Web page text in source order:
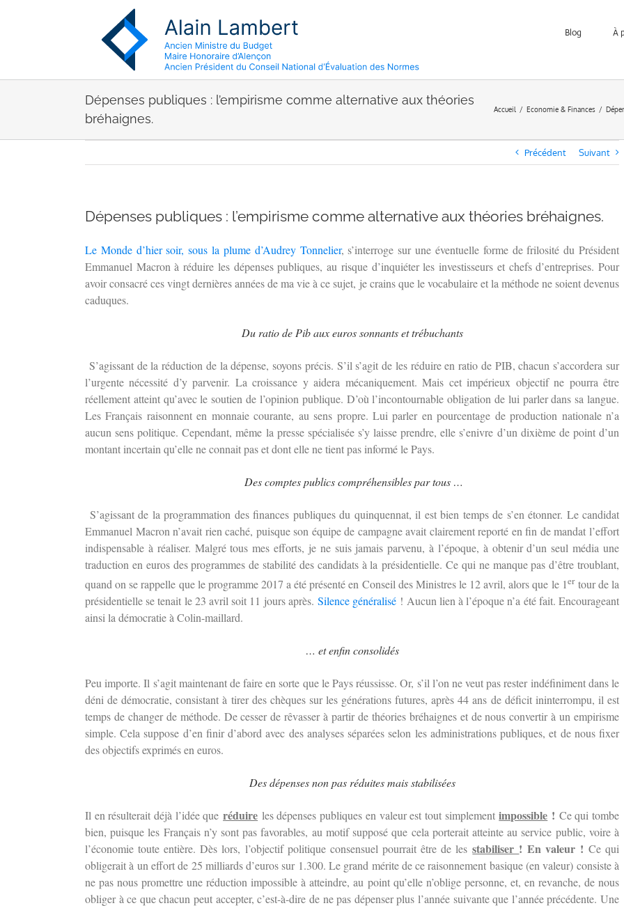
Blog À
Dépenses publiques : l’empirisme comme alternative aux théories
bréhaignes.
Accueil Economie & Finances
Précédent Suivant
Dépenses publiques : l’empirisme comme alternative aux théories bréhaignes.
Le Monde d’hier soir, sous la plume d’Audrey Tonnelier, s’interroge sur une éventuelle forme de frilosité du Président
Emmanuel Macron à réduire les dépenses publiques, au risque d’inquiéter les investisseurs et chefs d’entreprises. Pour
avoir consacré ces vingt dernières années de ma vie à ce sujet, je crains que le vocabulaire et la méthode ne soient devenus
caduques.
Du ratio de Pib aux euros sonnants et trébuchants
S’agissant de la réduction de la dépense, soyons précis. S’il s’agit de les réduire en ratio de PIB, chacun s’accordera sur
l’urgente nécessité d’y parvenir. La croissance y aidera mécaniquement. Mais cet impérieux objectif ne pourra être
réellement atteint qu’avec le soutien de l’opinion publique. D’où l’incontournable obligation de lui parler dans sa langue.
Les Français raisonnent en monnaie courante, au sens propre. Lui parler en pourcentage de production nationale n’a
aucun sens politique. Cependant, même la presse spécialisée s’y laisse prendre, elle s’enivre d’un dixième de point d’un
montant incertain qu’elle ne connait pas et dont elle ne tient pas informé le Pays.
Des comptes publics compréhensibles par tous …
S’agissant de la programmation des finances publiques du quinquennat, il est bien temps de s’en étonner. Le candidat
Emmanuel Macron n’avait rien caché, puisque son équipe de campagne avait clairement reporté en fin de mandat l’effort
indispensable à réaliser. Malgré tous mes efforts, je ne suis jamais parvenu, à l’époque, à obtenir d’un seul média une
traduction en euros des programmes de stabilité des candidats à la présidentielle. Ce qui ne manque pas d’être troublant,
quand on se rappelle que le programme 2017 a été présenté en Conseil des Ministres le 12 avril, alors que le 1ertour de la
présidentielle se tenait le 23 avril soit 11 jours après. Silence généralisé ! Aucun lien à l’époque n’a été fait. Encourageant
ainsi la démocratie à Colin-maillard.
… et enfin consolidés
Peu importe. Il s’agit maintenant de faire en sorte que le Pays réussisse. Or, s’il l’on ne veut pas rester indéfiniment dans le
déni de démocratie, consistant à tirer des chèques sur les générations futures, après 44 ans de déficit ininterrompu, il est
temps de changer de méthode. De cesser de rêvasser à partir de théories bréhaignes et de nous convertir à un empirisme
simple. Cela suppose d’en finir d’abord avec des analyses séparées selon les administrations publiques, et de nous fixer
des objectifs exprimés en euros.
Des dépenses non pas réduites mais stabilisées
Il en résulterait déjà l’idée queréduire les dépenses publiques en valeur est tout simplementimpossible ! Ce qui tombe
bien, puisque les Français n’y sont pas favorables, au motif supposé que cela porterait atteinte au service public, voire à
l’économie toute entière. Dès lors, l’objectif politique consensuel pourrait être de lesstabiliser ! En valeur ! Ce qui
obligerait à un effort de 25 milliards d’euros sur 1.300. Le grand mérite de ce raisonnement basique (en valeur) consiste à
ne pas nous promettre une réduction impossible à atteindre, au point qu’elle n’oblige personne, et, en revanche, de nous
obliger à ce que chacun peut accepter, c’est-à-dire de ne pas dépenser plus l’année suivante que l’année précédente. Une